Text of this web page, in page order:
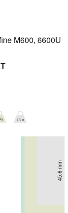
M600, 6600U
72 mm
40.6 mm
40.6 mm
55 mm
48 mm
48 mm
66 mm
g
45.6 mm
572 g